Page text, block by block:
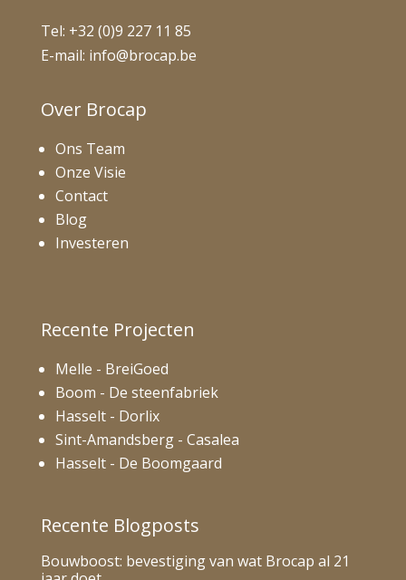
Tel: +32 (0)9 227 11 85
E-mail: info@brocap.be
Over Brocap
Ons Team
Onze Visie
Contact
Blog
Investeren
Recente Projecten
Melle - BreiGoed
Boom - De steenfabriek
Hasselt - Dorlix
Sint-Amandsberg - Casalea
Hasselt - De Boomgaard
Recente Blogposts
Bouwboost: bevestiging van wat Brocap al 21